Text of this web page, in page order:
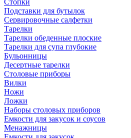
Стопки
Подставки для бутылок
Сервировочные салфетки
Тарелки
Тарелки обеденные плоские
Тарелки для супа глубокие
Бульонницы
Десертные тарелки
Столовые приборы
Вилки
Ножи
Ложки
Наборы столовых приборов
Емкости для закусок и соусов
Менажницы